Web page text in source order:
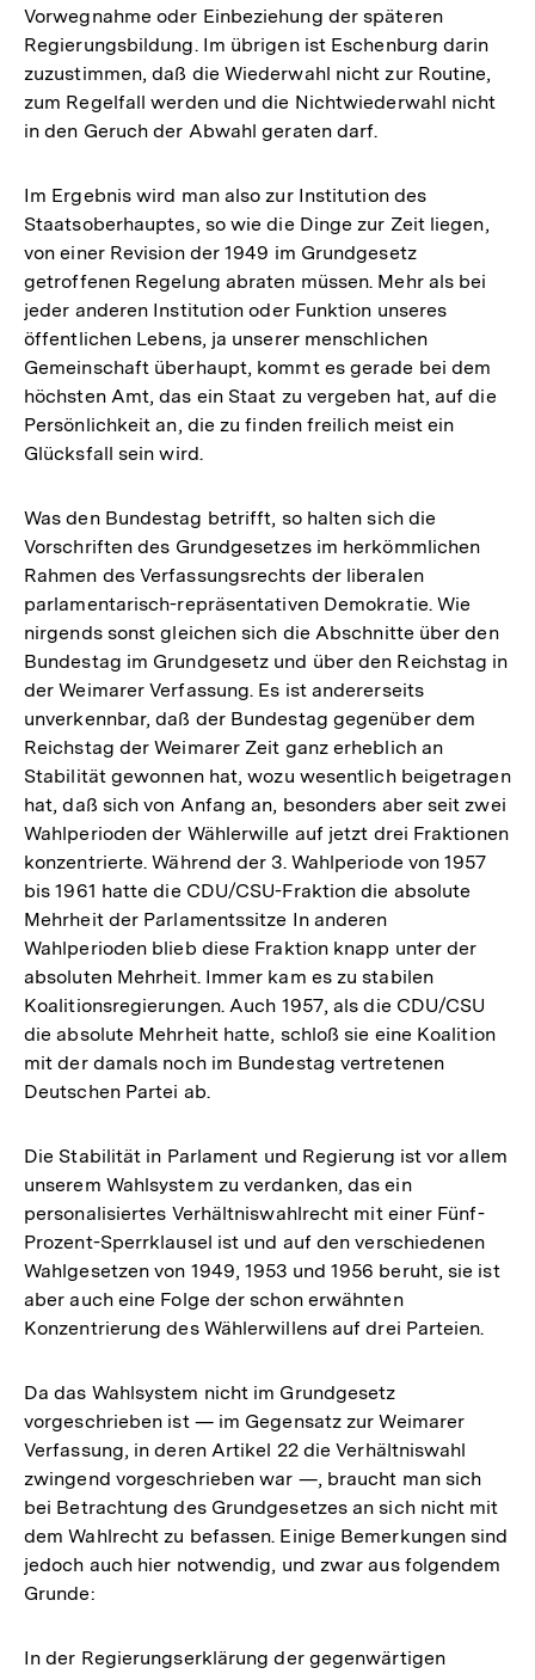
Vorwegnahme oder Einbeziehung der späteren
Regierungsbildung. Im übrigen ist Eschenburg darin
zuzustimmen, daß die Wiederwahl nicht zur Routine,
zum Regelfall werden und die Nichtwiederwahl nicht
in den Geruch der Abwahl geraten darf.
Im Ergebnis wird man also zur Institution des
Staatsoberhauptes, so wie die Dinge zur Zeit liegen,
von einer Revision der 1949 im Grundgesetz
getroffenen Regelung abraten müssen. Mehr als bei
jeder anderen Institution oder Funktion unseres
öffentlichen Lebens, ja unserer menschlichen
Gemeinschaft überhaupt, kommt es gerade bei dem
höchsten Amt, das ein Staat zu vergeben hat, auf die
Persönlichkeit an, die zu finden freilich meist ein
Glücksfall sein wird.
Was den Bundestag betrifft, so halten sich die
Vorschriften des Grundgesetzes im herkömmlichen
Rahmen des Verfassungsrechts der liberalen
parlamentarisch-repräsentativen Demokratie. Wie
nirgends sonst gleichen sich die Abschnitte über den
Bundestag im Grundgesetz und über den Reichstag in
der Weimarer Verfassung. Es ist andererseits
unverkennbar, daß der Bundestag gegenüber dem
Reichstag der Weimarer Zeit ganz erheblich an
Stabilität gewonnen hat, wozu wesentlich beigetragen
hat, daß sich von Anfang an, besonders aber seit zwei
Wahlperioden der Wählerwille auf jetzt drei Fraktionen
konzentrierte. Während der 3. Wahlperiode von 1957
bis 1961 hatte die CDU/CSU-Fraktion die absolute
Mehrheit der Parlamentssitze In anderen
Wahlperioden blieb diese Fraktion knapp unter der
absoluten Mehrheit. Immer kam es zu stabilen
Koalitionsregierungen. Auch 1957, als die CDU/CSU
die absolute Mehrheit hatte, schloß sie eine Koalition
mit der damals noch im Bundestag vertretenen
Deutschen Partei ab.
Die Stabilität in Parlament und Regierung ist vor allem
unserem Wahlsystem zu verdanken, das ein
personalisiertes Verhältniswahlrecht mit einer Fünf-
Prozent-Sperrklausel ist und auf den verschiedenen
Wahlgesetzen von 1949, 1953 und 1956 beruht, sie ist
aber auch eine Folge der schon erwähnten
Konzentrierung des Wählerwillens auf drei Parteien.
Da das Wahlsystem nicht im Grundgesetz
vorgeschrieben ist — im Gegensatz zur Weimarer
Verfassung, in deren Artikel 22 die Verhältniswahl
zwingend vorgeschrieben war —, braucht man sich
bei Betrachtung des Grundgesetzes an sich nicht mit
dem Wahlrecht zu befassen. Einige Bemerkungen sind
jedoch auch hier notwendig, und zwar aus folgendem
Grunde:
In der Regierungserklärung der gegenwärtigen